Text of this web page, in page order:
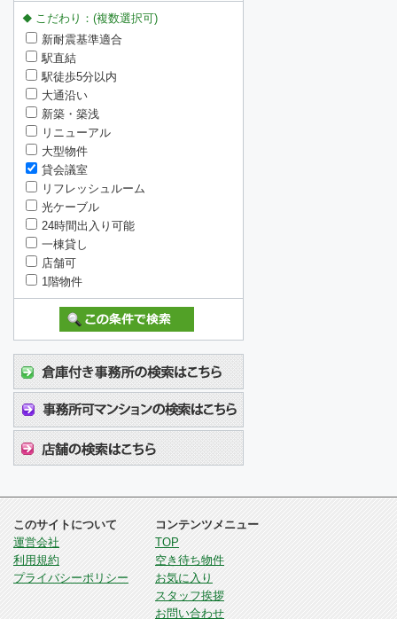
こだわり：(複数選択可)
新耐震基準適合
駅直結
駅徒歩5分以内
大通沿い
新築・築浅
リニューアル
大型物件
貸会議室
リフレッシュルーム
光ケーブル
24時間出入り可能
一棟貸し
店舗可
1階物件
このサイトについて
運営会社
利用規約
プライバシーポリシー
コンテンツメニュー
TOP
空き待ち物件
お気に入り
スタッフ挨拶
お問い合わせ